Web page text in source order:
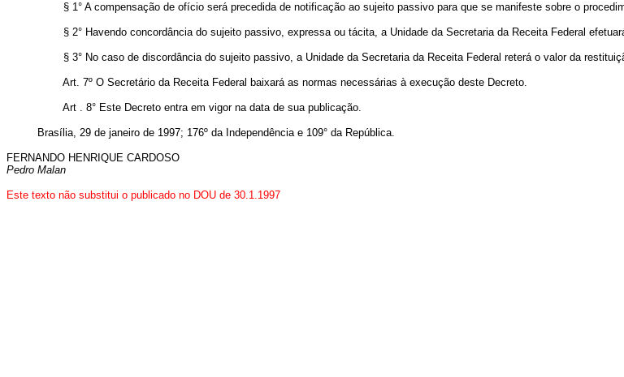
§ 1° A compensação de ofício será precedida de notificação ao sujeito passivo para que se manifeste sobre o
§ 2° Havendo concordância do sujeito passivo, expressa ou tácita, a Unidade da Secretaria da Receita Federal
§ 3° No caso de discordância do sujeito passivo, a Unidade da Secretaria da Receita Federal reterá o valor da
Art. 7º O Secretário da Receita Federal baixará as normas necessárias à execução deste Decreto.
Art . 8° Este Decreto entra em vigor na data de sua publicação.
Brasília, 29 de janeiro de 1997; 176º da Independência e 109° da República.
FERNANDO HENRIQUE CARDOSO
Pedro Malan
Este texto não substitui o publicado no DOU de 30.1.1997